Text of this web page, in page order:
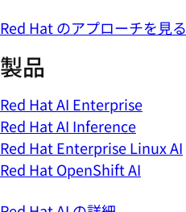
Red Hat のアプローチを見る
製品
Red Hat AI Enterprise
Red Hat AI Inference
Red Hat Enterprise Linux AI
Red Hat OpenShift AI